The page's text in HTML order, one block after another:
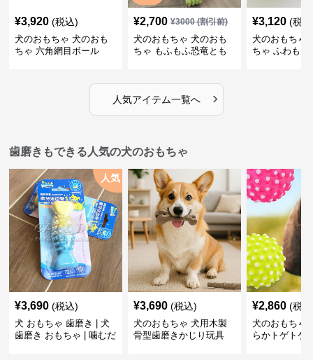
¥3,920 (税込)
犬のおもちゃ 犬のおも
ちゃ 六角網目ボール
¥2,700 ¥3000(割引前)
犬のおもちゃ 犬のおも
ちゃ もふもふ恐竜とも
¥3,120 (税
犬のおもちゃ
ちゃ ふわもこ
人気アイテム一覧へ ›
歯磨きもできる人気の犬のおもちゃ
人気
¥3,690 (税込)
犬 おもちゃ 歯磨き | 犬
歯磨き おもちゃ | 噛むだ
¥3,690 (税込)
犬のおもちゃ 犬用木製
骨型歯磨きかじり玩具
¥2,860 (税
犬のおもちゃ
らかトゲトゲ